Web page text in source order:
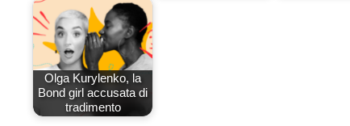
Olga Kurylenko, la
Bond girl accusata di
tradimento